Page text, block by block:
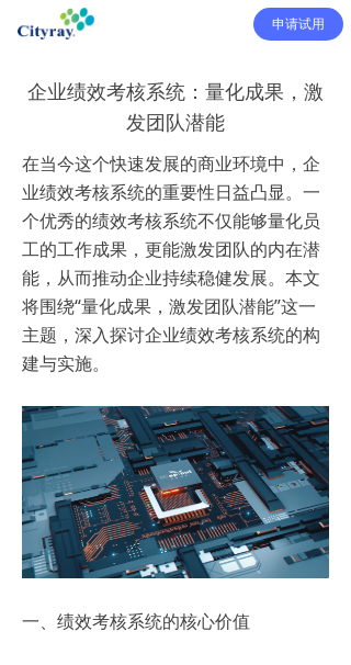
申请试用
企业绩效考核系统：量化成果，激
发团队潜能
在当今这个快速发展的商业环境中，企
业绩效考核系统的重要性日益凸显。一
个优秀的绩效考核系统不仅能够量化员
工的工作成果，更能激发团队的内在潜
能，从而推动企业持续稳健发展。本文
将围绕“量化成果，激发团队潜能”这一
主题，深入探讨企业绩效考核系统的构
建与实施。
一、绩效考核系统的核心价值